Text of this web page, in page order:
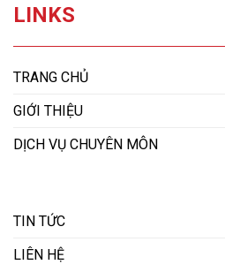
LINKS
TRANG CHỦ
GIỚI THIỆU
DỊCH VỤ CHUYÊN MÔN
TIN TỨC
LIÊN HỆ